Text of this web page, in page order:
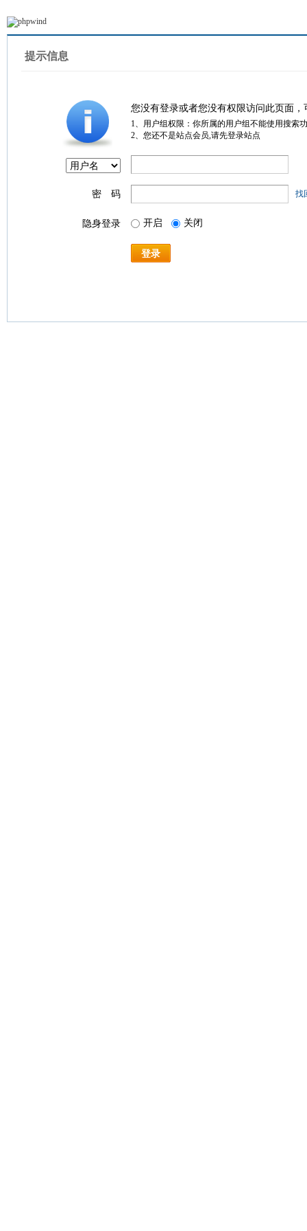
提示信息
您没有登录或者您没有权限访问此页面
1、用户组权限：你所属的用户组不能使用搜索
2、您还不是站点会员,请先登录站点
密 码 找
隐身登录 开启 关闭
登录